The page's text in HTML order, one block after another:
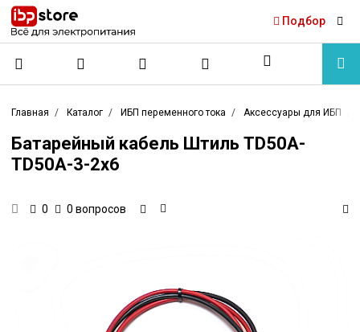
Подбор
Главная Каталог ИБП переменного тока Аксессуары для ИБП
Батарейный кабель Штиль TD50A-
TD50A-3-2x6
0 0 вопросов